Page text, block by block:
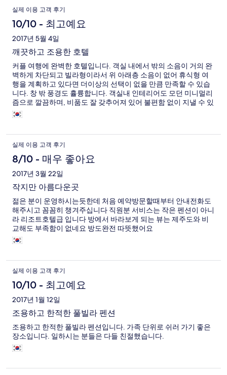
고되셨으면 합니다. 비싼 돈 주고 인간이하 취급 받고 싶다면 예약
하셔도 괜찮습니다. 그래도 상담해준 해외&국내 Hotels.com Gold
member 상담원분들은 최대한 문제를 해결하기 위해 애써주셨습
실제 이용 고객 후기
10/10 - 최고예요
2017년 5월 4일
깨끗하고 조용한 호텔
커플 여행에 완벽한 호텔입니다. 객실 내에서 밖의 소음이 거의 완
벽하게 차단되고 빌라형이라서 위 아래층 소음이 없어 휴식형 여
행을 계획하고 있다면 더이상의 선택이 없을 만큼 만족할 수 있습
니다. 창 밖 풍경도 휼륭합니다. 객실내 인테리어도 모던 미니멀리
즘으로 깔끔하며, 비품도 잘 갖추어져 있어 불편함 없이 지낼 수 있
습니다. 개인풀(private pool)은 커플이 이용하기에 충분하며 수질
도 잘 관리되고 있었습니다. 아침 조식이 안되고, 주변에 식당이 없
한다면 감수해야 할 것 같았습니다.
실제 이용 고객 후기
8/10 - 매우 좋아요
2017년 3월 22일
작지만 아름다운곳
젊은 분이 운영하시는듯한데 처음 예약방문할때부터 안내전화도
해주시고 꼼꼼히 챙겨주십니다 직원분 서비스는 작은 펜션이 아니
라 리조트호텔급 입니다 방에서 바라보게 되는 뷰는 제주도와 비
교해도 부족함이 없네요 방도완전 따뜻했어요
실제 이용 고객 후기
10/10 - 최고예요
2017년 1월 12일
조용하고 한적한 풀빌라 펜션
조용하고 한적한 풀빌라 펜션입니다. 가족 단위로 쉬러 가기 좋은
장소입니다. 일하시는 분들은 다들 친절했습니다.